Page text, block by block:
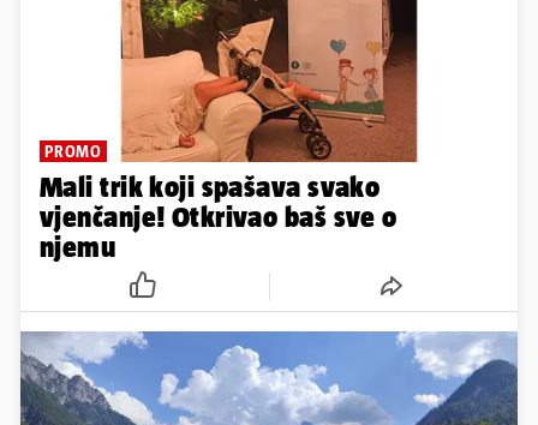
PROMO
Mali trik koji spašava svako
vjenčanje! Otkrivao baš sve o
njemu